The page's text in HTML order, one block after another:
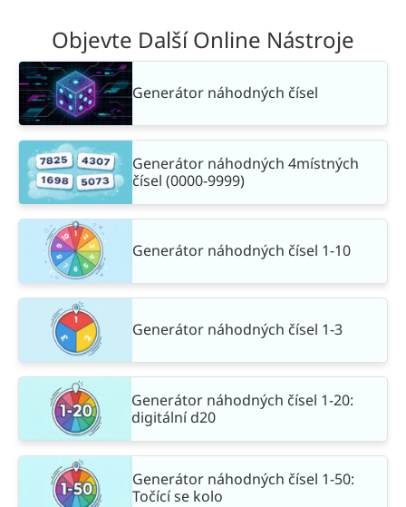
Objevte Další Online Nástroje
Generátor náhodných čísel
Generátor náhodných 4místných
čísel (0000-9999)
Generátor náhodných čísel 1-10
Generátor náhodných čísel 1-3
Generátor náhodných čísel 1-20:
digitální d20
Generátor náhodných čísel 1-50:
Točící se kolo